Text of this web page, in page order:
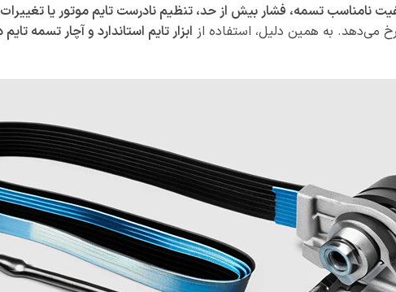
نامناسب تسمه، فشار بیش از حد، تنظیم نادرست تایم موتور یا
رخ می‌دهد. به همین دلیل، استفاده از ابزار تایم استاندارد و آچار تسمه